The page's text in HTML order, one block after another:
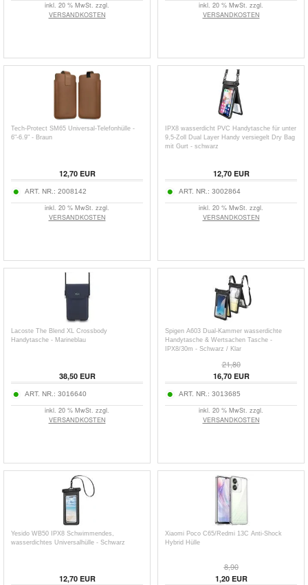
inkl. 20 % MwSt. zzgl.
VERSANDKOSTEN
inkl. 20 % MwSt. zzgl.
VERSANDKOSTEN
Tech-Protect SM65 Universal-Telefonhülle -
6"-6.9" - Braun
12,70EUR
ART. NR.: 2008142
inkl. 20 % MwSt. zzgl.
VERSANDKOSTEN
IPX8 wasserdicht PVC Handytasche für unter
9,5-Zoll Dual Layer Handy versiegelt Dry Bag
mit Gurt - schwarz
12,70EUR
ART. NR.: 3002864
inkl. 20 % MwSt. zzgl.
VERSANDKOSTEN
Lacoste The Blend XL Crossbody
Handytasche - Marineblau
38,50EUR
ART. NR.: 3016640
inkl. 20 % MwSt. zzgl.
VERSANDKOSTEN
Spigen A603 Dual-Kammer wasserdichte
Handytasche & Wertsachen Tasche -
IPX8/30m - Schwarz / Klar
21,80
16,70EUR
ART. NR.: 3013685
inkl. 20 % MwSt. zzgl.
VERSANDKOSTEN
Yesido WB50 IPX8 Schwimmendes,
wasserdichtes Universalhülle - Schwarz
12,70EUR
Xiaomi Poco C65/Redmi 13C Anti-Shock
Hybrid Hülle
8,90
1,20EUR